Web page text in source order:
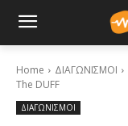
Home ΔΙΑΓΩΝΙΣΜΟΙ
The DUFF
ΔΙΑΓΩΝΙΣΜΟΙ